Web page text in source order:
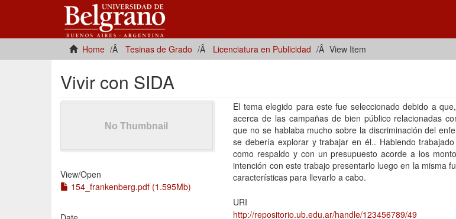
Home Tesinas de Grado Licenciatura en Publicidad View Item
Vivir con SIDA
View/Open
154_frankenberg.pdf (1.595Mb)
El tema elegido para este fue seleccionado debido a
acerca de las campañas de bien público relacionadas
que no se hablaba mucho sobre la discriminación del
se debería explorar y trabajar en él.. Habiendo
como respaldo y con un presupuesto acorde a los
intención con este trabajo presentarlo luego en la misma
características para llevarlo a cabo.
URI
http://repositorio.ub.edu.ar/handle/123456789/49